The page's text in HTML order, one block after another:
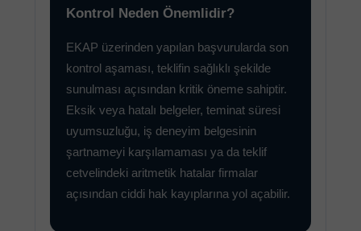
Kontrol Neden Önemlidir?
EKAP üzerinden yapılan başvurularda son
kontrol aşaması, teklifin sağlıklı şekilde
sunulması açısından kritik öneme sahiptir.
Eksik veya hatalı belgeler, teminat süresi
uyumsuzluğu, iş deneyim belgesinin
şartnameyi karşılamaması ya da teklif
cetvelindeki aritmetik hatalar firmalar
açısından ciddi hak kayıplarına yol açabilir.